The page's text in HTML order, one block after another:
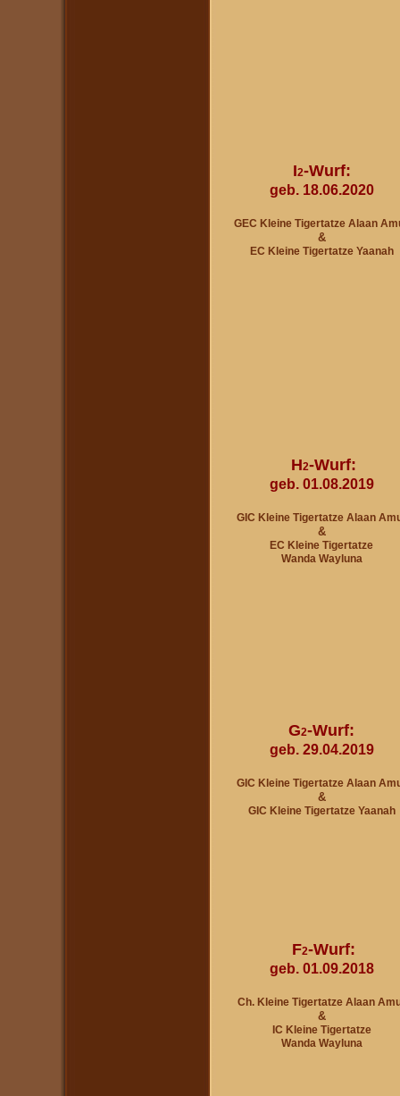
I2-Wurf:
geb. 18.06.2020
GEC Kleine Tigertatze Alaan
&
EC Kleine Tigertatze Yaanah
H2-Wurf:
geb. 01.08.2019
GIC Kleine Tigertatze Alaan
&
EC Kleine Tigertatze
Wanda Wayluna
G2-Wurf:
geb. 29.04.2019
GIC Kleine Tigertatze Alaan
&
GIC Kleine Tigertatze Yaanah
F2-Wurf:
geb. 01.09.2018
Ch. Kleine Tigertatze Alaan
&
IC Kleine Tigertatze
Wanda Wayluna